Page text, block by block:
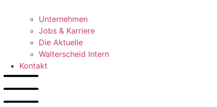
Unternehmen
Jobs & Karriere
Die Aktuelle
Walterscheid Intern
Kontakt